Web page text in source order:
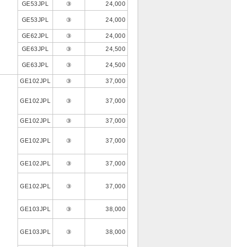
GE53JPL ③
24,000
GE53JPL ③ 24,000
GE62JPL ③
24,000
GE63JPL ③
24,500
GE63JPL ③ 24,500
GE102JPL ③ 37,000
GE102JPL ③ 37,000
GE102JPL ③ 37,000
GE102JPL ③ 37,000
GE102JPL ③ 37,000
GE102JPL ③ 37,000
GE103JPL ③ 38,000
GE103JPL ③ 38,000